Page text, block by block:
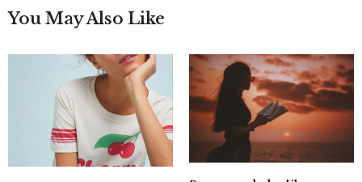
You May Also Like